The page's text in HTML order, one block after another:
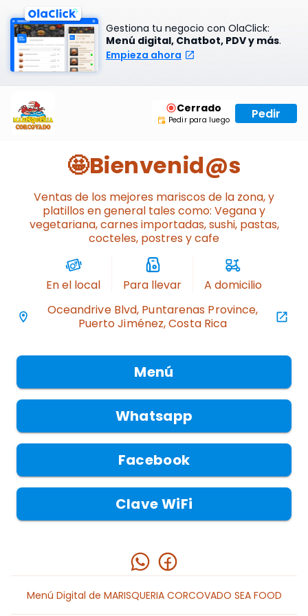
Gestiona tu negocio con OlaClick:
Menú digital, Chatbot, PDV y más.
Empieza ahora
Cerrado
Pedir para luego Pedir
🤩Bienvenid@s
Ventas de los mejores mariscos de la zona, y
platillos en general tales como: Vegana y
vegetariana, carnes importadas, sushi, pastas,
cocteles, postres y cafe
En el local Para llevar
A domicilio
Oceandrive Blvd, Puntarenas Province,
Puerto Jiménez, Costa Rica
Menú
Whatsapp
Facebook
Clave WiFi
IR AL ENLACEIR AL ENLACE
Menú Digital de MARISQUERIA CORCOVADO SEA FOOD